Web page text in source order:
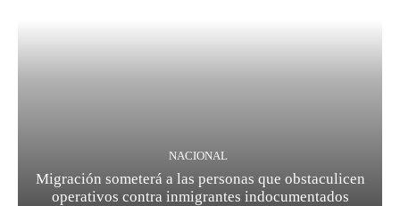
NACIONAL
Migración someterá a las personas que obstaculicen
operativos contra inmigrantes indocumentados